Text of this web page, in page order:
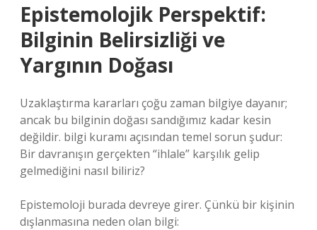
Epistemolojik Perspektif:
Bilginin Belirsizliği ve
Yargının Doğası
Uzaklaştırma kararları çoğu zaman bilgiye dayanır;
ancak bu bilginin doğası sandığımız kadar kesin
değildir. bilgi kuramı açısından temel sorun şudur:
Bir davranışın gerçekten “ihlale” karşılık gelip
gelmediğini nasıl biliriz?
Epistemoloji burada devreye girer. Çünkü bir kişinin
dışlanmasına neden olan bilgi: